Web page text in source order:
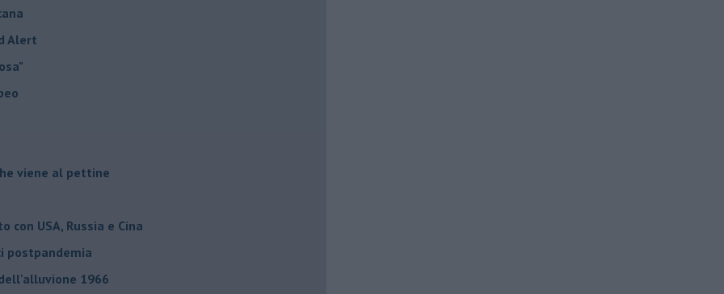
Alert
viene al pettine
con USA, Russia e Cina
postpandemia
1966